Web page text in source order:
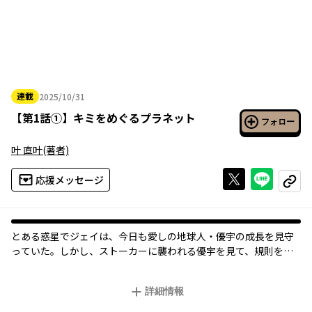
連載 2025/10/31
2025年10月31日
【第1話①】 キミをめぐるプラネット フォロー
叶 直叶(著者)
応援メッセージ Xで投稿する
ライン
コピー
とある惑星でジェイは、今日も愛しの地球人・優宇の成長を見守
っていた。しかし、ストーカーに襲われる優宇を見て、規則を破
情に戸惑いつつも、次第に心を開いていく優宇だが……。
詳細情報